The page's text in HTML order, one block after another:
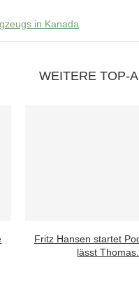
in Kanada
WEITERE TOP-
Fritz Hansen startet
lässt Thomas...